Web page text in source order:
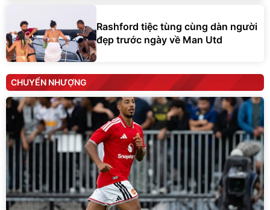
Rashford tiệc tùng cùng dàn người
đẹp trước ngày về Man Utd
CHUYỂN NHƯỢNG